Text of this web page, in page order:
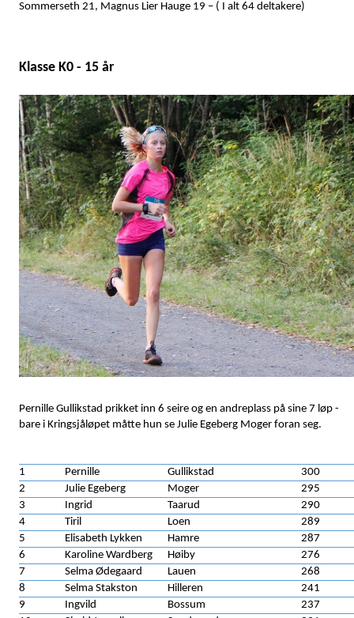
Sommerseth 21, Magnus Lier Hauge 19 – ( I alt 64 deltakere)
Klasse K0 - 15 år
Pernille Gullikstad prikket inn 6 seire og en andreplass på sine 7 løp -
bare i Kringsjåløpet måtte hun se Julie Egeberg Moger foran seg.
1 Pernille Gullikstad
300
2
Julie Egeberg Moger
295
3
Ingrid Taarud
290
4
Tiril Loen
289
5
Elisabeth Lykken Hamre
287
6
Karoline Wardberg Høiby
276
7
Selma Ødegaard Lauen
268
8
Selma Stakston Hilleren
241
9
Ingvild Bossum
237